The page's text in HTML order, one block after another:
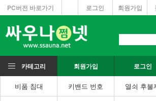
PC버전 바로가기 회원가입
로그인
카테고리 회원가입 로그인
비품 침대 키밴드 번호 열쇠 후불